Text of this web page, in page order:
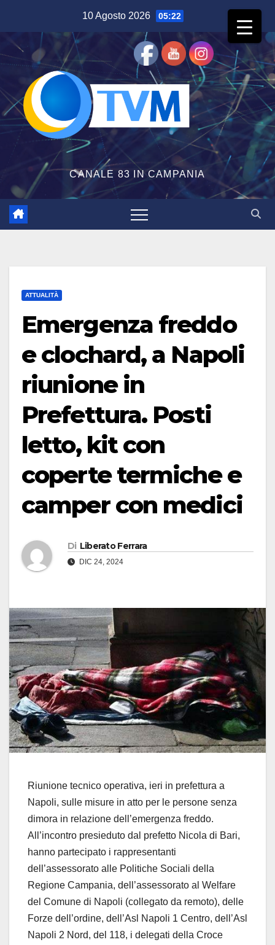
contenuto
10 Agosto 2026 05:22
CANALE 83 IN CAMPANIA
ATTUALITÀ
Emergenza freddo
e clochard, a Napoli
riunione in
Prefettura. Posti
letto, kit con
coperte termiche e
camper con medici
Di Liberato Ferrara
DIC 24, 2024
Riunione tecnico operativa, ieri in prefettura a
Napoli, sulle misure in atto per le persone senza
dimora in relazione dell’emergenza freddo.
All’incontro presieduto dal prefetto Nicola di Bari,
hanno partecipato i rappresentanti
dell’assessorato alle Politiche Sociali della
Regione Campania, dell’assessorato al Welfare
del Comune di Napoli (collegato da remoto), delle
Forze dell’ordine, dell’Asl Napoli 1 Centro, dell’Asl
Napoli 2 Nord, del 118, i delegati della Croce